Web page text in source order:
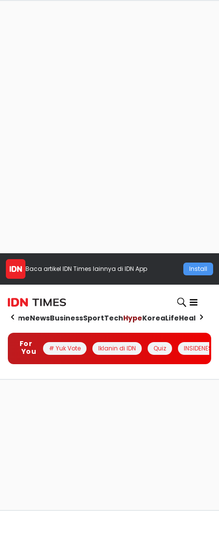
Baca artikel IDN Times lainnya di IDN App Install
HomeNewsBusinessSportTechHypeKoreaLifeHealth
For
You
# Yuk Vote Iklanin di IDN Quiz INSIDENESIA